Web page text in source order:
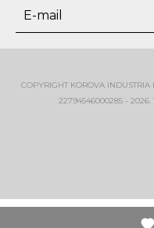
COPYRIGHT KOROVA
22794546000285 - 2026.